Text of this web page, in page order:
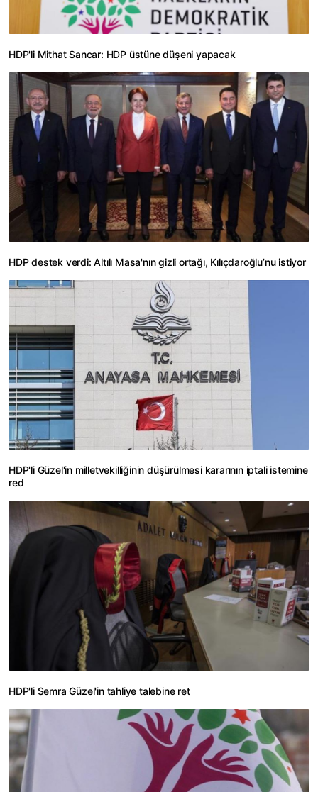
HDP'li Mithat Sancar: HDP üstüne düşeni yapacak
HDP destek verdi: Altılı Masa'nın gizli ortağı, Kılıçdaroğlu’nu istiyor
HDP'li Güzel'in milletvekilliğinin düşürülmesi kararının iptali istemine
red
HDP'li Semra Güzel'in tahliye talebine ret